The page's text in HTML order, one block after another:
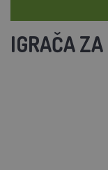
IGRAČA